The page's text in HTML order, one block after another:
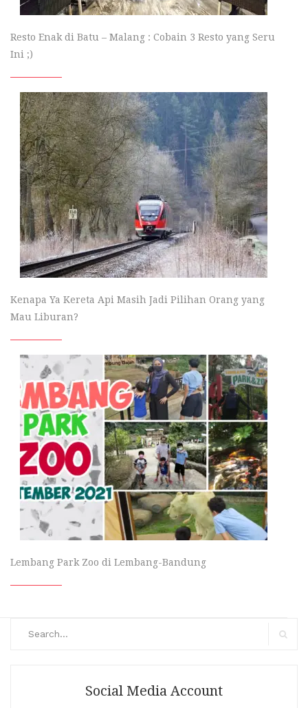
Resto Enak di Batu – Malang : Cobain 3 Resto yang Seru
Ini ;)
Kenapa Ya Kereta Api Masih Jadi Pilihan Orang yang
Mau Liburan?
Lembang Park Zoo di Lembang-Bandung
Social Media Account